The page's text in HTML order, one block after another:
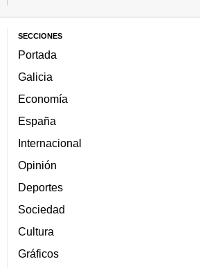
SECCIONES
Portada
Galicia
Economía
España
Internacional
Opinión
Deportes
Sociedad
Cultura
Gráficos